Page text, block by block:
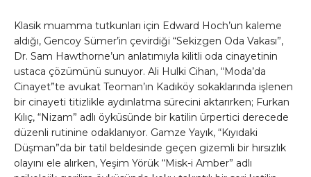
Klasik muamma tutkunları için Edward Hoch’un kaleme
aldığı, Gencoy Sümer’in çevirdiği “Sekizgen Oda Vakası”,
Dr. Sam Hawthorne’un anlatımıyla kilitli oda cinayetinin
ustaca çözümünü sunuyor. Ali Hulki Cihan, “Moda’da
Cinayet”te avukat Teoman’ın Kadıköy sokaklarında işlenen
bir cinayeti titizlikle aydınlatma sürecini aktarırken; Furkan
Kılıç, “Nizam” adlı öyküsünde bir katilin ürpertici derecede
düzenli rutinine odaklanıyor. Gamze Yayık, “Kıyıdaki
Düşman”da bir tatil beldesinde geçen gizemli bir hırsızlık
olayını ele alırken, Yeşim Yörük “Misk-i Amber” adlı